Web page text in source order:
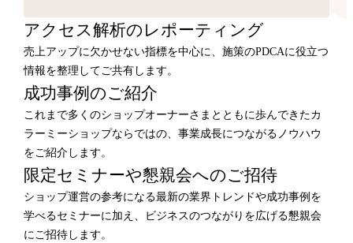
アクセス解析のレポーティング
売上アップに欠かせない指標を中心に、施策のPDCAに役立つ
情報を整理してご共有します。
成功事例のご紹介
これまで多くのショップオーナーさまとともに歩んできたカ
ラーミーショップならではの、事業成長につながるノウハウ
をご紹介します。
限定セミナーや懇親会へのご招待
ショップ運営の参考になる最新の業界トレンドや成功事例を
学べるセミナーに加え、ビジネスのつながりを広げる懇親会
にご招待します。